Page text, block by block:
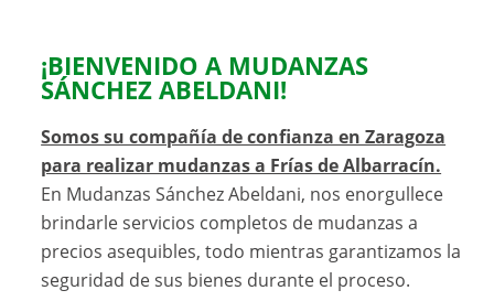
¡BIENVENIDO A MUDANZAS
SÁNCHEZ ABELDANI!
Somos su compañía de confianza en Zaragoza
para realizar mudanzas a Frías de Albarracín.
En Mudanzas Sánchez Abeldani, nos enorgullece
brindarle servicios completos de mudanzas a
precios asequibles, todo mientras garantizamos la
seguridad de sus bienes durante el proceso.